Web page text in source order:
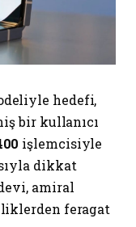
hedefi,
bir kullanıcı
işlemcisiyle
dikkat
amiral
feragat